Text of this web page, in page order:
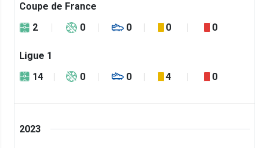
Coupe de France
2
0 0 0 0
Ligue 1
14
0 0 4 0
2023